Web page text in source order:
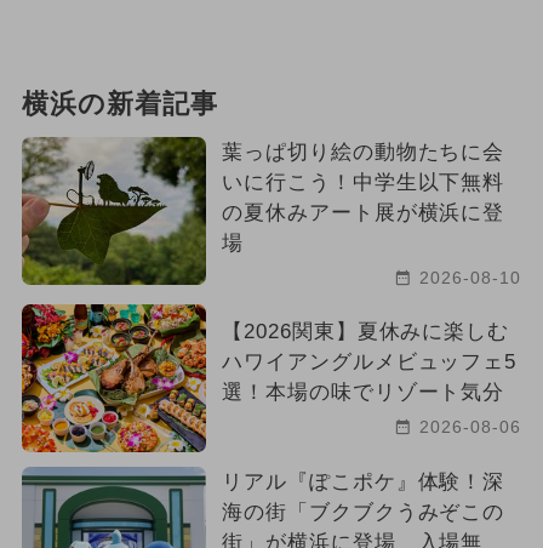
横浜の新着記事
葉っぱ切り絵の動物たちに会
いに行こう！中学生以下無料
の夏休みアート展が横浜に登
場
2026-08-10
【2026関東】夏休みに楽しむ
ハワイアングルメビュッフェ5
選！本場の味でリゾート気分
2026-08-06
リアル『ぽこポケ』体験！深
海の街「ブクブクうみぞこの
街」が横浜に登場 入場無